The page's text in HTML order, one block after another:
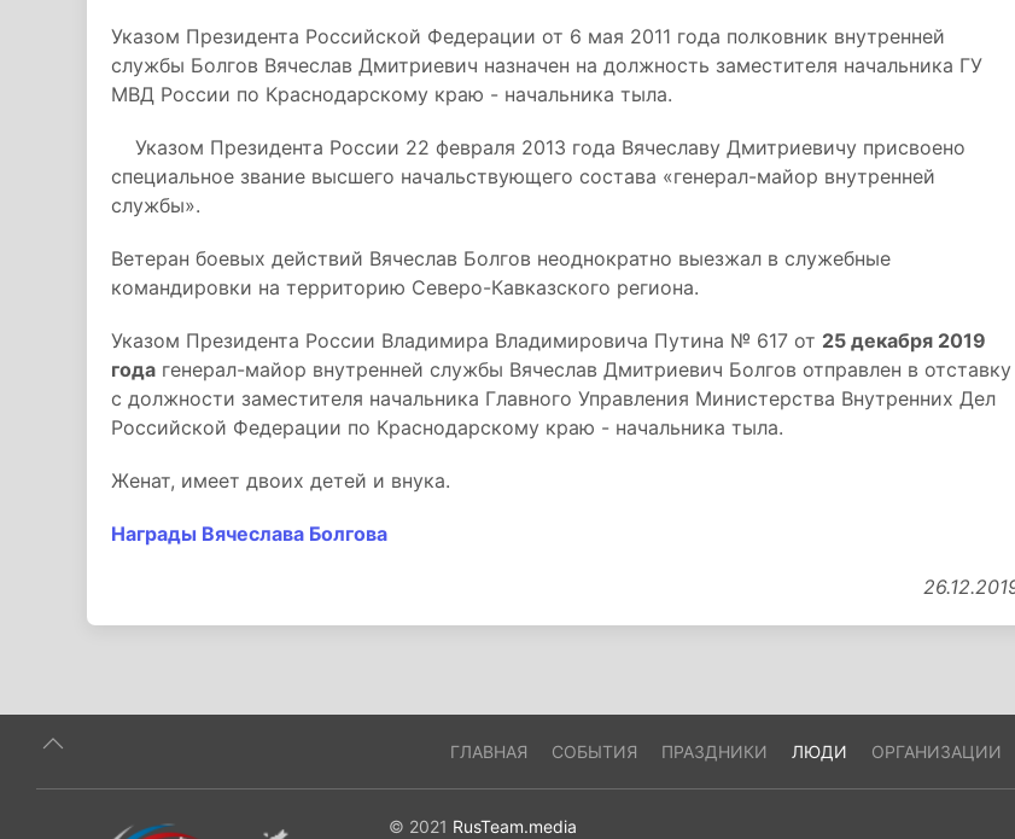
Указом Президента Российской Федерации от 6 мая 2011 года полковник внутренней
службы Болгов Вячеслав Дмитриевич назначен на должность заместителя начальника ГУ
МВД России по Краснодарскому краю - начальника тыла.
Указом Президента России 22 февраля 2013 года Вячеславу Дмитриевичу присвоено
специальное звание высшего начальствующего состава «генерал-майор внутренней
службы».
Ветеран боевых действий Вячеслав Болгов неоднократно выезжал в служебные
командировки на территорию Северо-Кавказского региона.
Указом Президента России Владимира Владимировича Путина № 617 от 25 декабря 2019
года генерал-майор внутренней службы Вячеслав Дмитриевич Болгов отправлен в отставку
с должности заместителя начальника Главного Управления Министерства Внутренних Дел
Российской Федерации по Краснодарскому краю - начальника тыла.
Женат, имеет двоих детей и внука.
Награды Вячеслава Болгова
ГЛАВНАЯ СОБЫТИЯ ПРАЗДНИКИ ЛЮДИ ОРГАНИЗАЦИИ
© 2021 RusTeam.media